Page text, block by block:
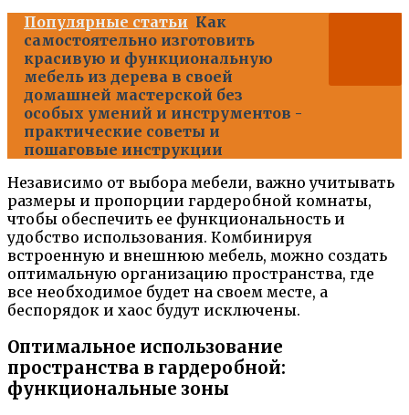
Популярные статьи Как
самостоятельно изготовить
красивую и функциональную
мебель из дерева в своей
домашней мастерской без
особых умений и инструментов -
практические советы и
пошаговые инструкции
Независимо от выбора мебели, важно учитывать
размеры и пропорции гардеробной комнаты,
чтобы обеспечить ее функциональность и
удобство использования. Комбинируя
встроенную и внешнюю мебель, можно создать
оптимальную организацию пространства, где
все необходимое будет на своем месте, а
беспорядок и хаос будут исключены.
Оптимальное использование
пространства в гардеробной:
функциональные зоны